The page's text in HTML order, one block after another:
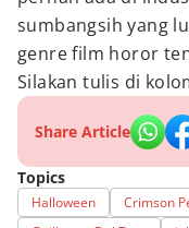
sumbangsih yang
genre film horor
Silakan tulis di
Share Article
Topics
Halloween Crimson